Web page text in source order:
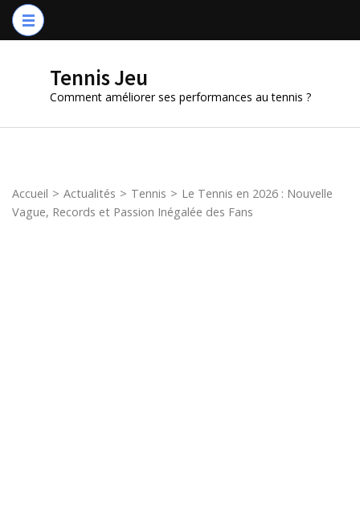
Aller
au
(PressezTennis Jeu
Comment améliorer ses performances au tennis ?
Accueil > Actualités > Tennis > Le Tennis en 2026 : Nouvelle
Vague, Records et Passion Inégalée des Fans